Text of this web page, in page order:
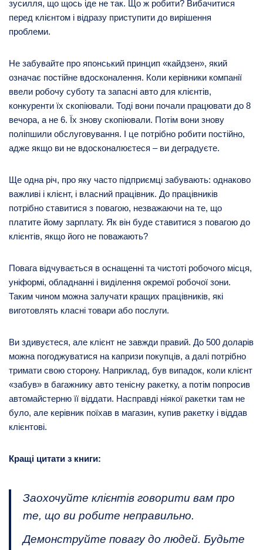
зусилля, що щось іде не так. Що ж робити? Вибачитися
перед клієнтом і відразу приступити до вирішення
проблеми.
Не забувайте про японський принцип «кайдзен», який
означає постійне вдосконалення. Коли керівники компанії
ввели робочу суботу та запасні авто для клієнтів,
конкуренти їх скопіювали. Тоді вони почали працювати до 8
вечора, а не 6. Їх знову скопіювали. Потім вони знову
поліпшили обслуговування. І це потрібно робити постійно,
адже якщо ви не вдосконалюєтеся – ви деградуєте.
Ще одна річ, про яку часто підприємці забувають: однаково
важливі і клієнт, і власний працівник. До працівників
потрібно ставитися з повагою, незважаючи на те, що
платите йому зарплату. Як він буде ставитися з повагою до
клієнтів, якщо його не поважають?
Повага відчувається в оснащенні та чистоті робочого місця,
уніформі, обладнанні і виділення окремої робочої зони.
Таким чином можна залучати кращих працівників, які
виготовлять класні товари або послуги.
Ви здивуєтеся, але клієнт не завжди правий. До 500 доларів
можна погоджуватися на капризи покупців, а далі потрібно
тримати свою сторону. Наприклад, був випадок, коли клієнт
«забув» в багажнику авто тенісну ракетку, а потім попросив
автомайстерню її віддати. Насправді ніякої ракетки там не
було, але керівник поїхав в магазин, купив ракетку і віддав
клієнтові.
Кращі цитати з книги:
Заохочуйте клієнтів говорити вам про
те, що ви робите неправильно.
Демонструйте повагу до людей. Будьте